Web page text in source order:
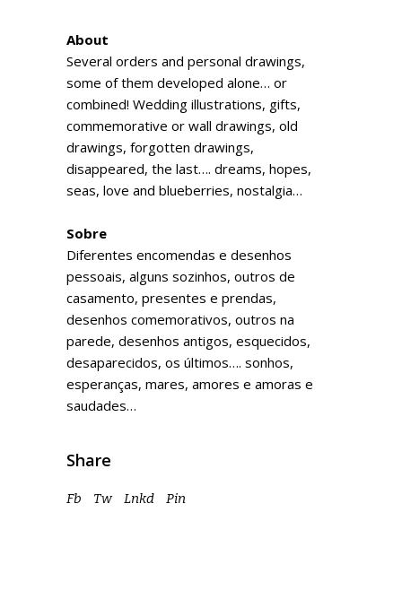
About
Several orders and personal drawings,
some of them developed alone… or
combined! Wedding illustrations, gifts,
commemorative or wall drawings, old
drawings, forgotten drawings,
disappeared, the last…. dreams, hopes,
seas, love and blueberries, nostalgia…
Sobre
Diferentes encomendas e desenhos
pessoais, alguns sozinhos, outros de
casamento, presentes e prendas,
desenhos comemorativos, outros na
parede, desenhos antigos, esquecidos,
desaparecidos, os últimos…. sonhos,
esperanças, mares, amores e amoras e
saudades…
Share
Fb Tw Lnkd Pin